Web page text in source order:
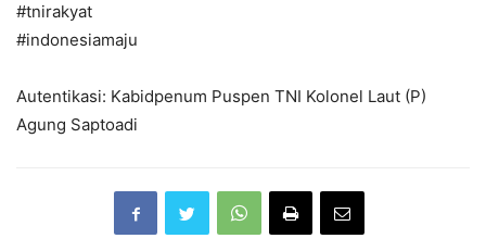
#tnirakyat
#indonesiamaju
Autentikasi: Kabidpenum Puspen TNI Kolonel Laut (P)
Agung Saptoadi